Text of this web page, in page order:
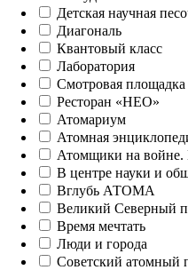
Детская научная
Диагональ
Квантовый класс
Лаборатория
Смотровая площадка
Ресторан «НЕО»
Атомариум
Атомная
Атомщики на войне.
В центре науки и
Вглубь АТОМА
Великий Северный
Время мечтать
Люди и города
Советский атомный